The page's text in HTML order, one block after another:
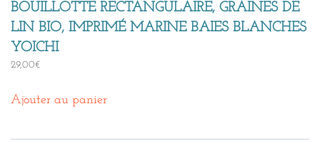
BOUILLOTTE RECTANGULAIRE, GRAINES DE
LIN BIO, IMPRIMÉ MARINE BAIES BLANCHES
YOICHI
29,00€
Ajouter au panier